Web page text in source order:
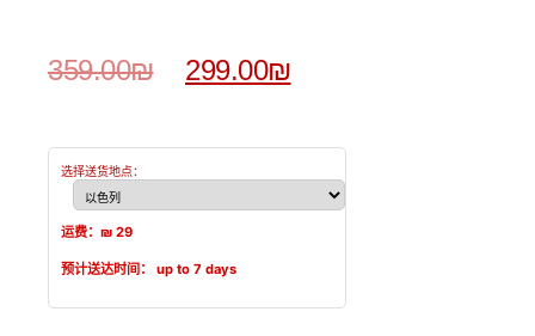
359.00₪ 299.00₪
选择送货地点：
运费：₪ 29
预计送达时间： up to 7 days